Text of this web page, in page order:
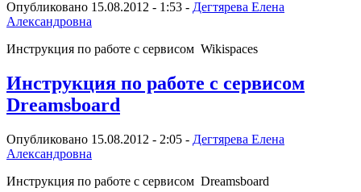
Опубликовано 15.08.2012 - 1:53 - Дегтярева Елена
Александровна
Инструкция по работе с сервисом Wikispaces
Инструкция по работе с сервисом
Dreamsboard
Опубликовано 15.08.2012 - 2:05 - Дегтярева Елена
Александровна
Инструкция по работе с сервисом Dreamsboard